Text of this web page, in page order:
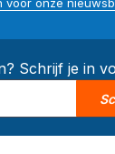
Schrijf je in